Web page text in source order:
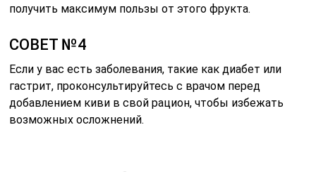
получить максимум пользы от этого фрукта.
СОВЕТ №4
Если у вас есть заболевания, такие как диабет или
гастрит, проконсультируйтесь с врачом перед
добавлением киви в свой рацион, чтобы избежать
возможных осложнений.